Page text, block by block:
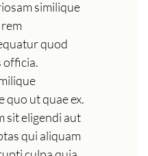
similique
quod
officia.
quo ut quae ex.
sit eligendi aut
qui aliquam